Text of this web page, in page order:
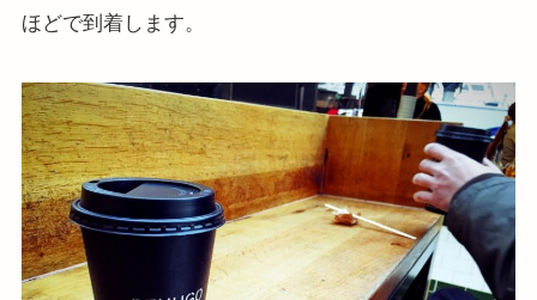
ほどで到着します。